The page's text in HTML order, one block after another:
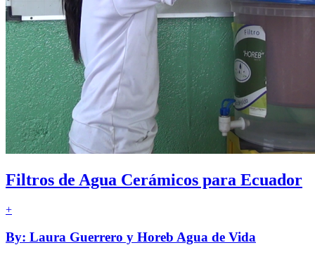
Filtros de Agua Cerámicos para Ecuador
+
By: Laura Guerrero y Horeb Agua de Vida